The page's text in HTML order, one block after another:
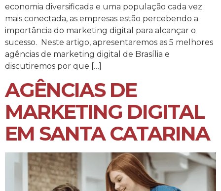
economia diversificada e uma população cada vez
mais conectada, as empresas estão percebendo a
importância do marketing digital para alcançar o
sucesso. Neste artigo, apresentaremos as 5 melhores
agências de marketing digital de Brasília e
discutiremos por que […]
AGÊNCIAS DE
MARKETING DIGITAL
EM SANTA CATARINA